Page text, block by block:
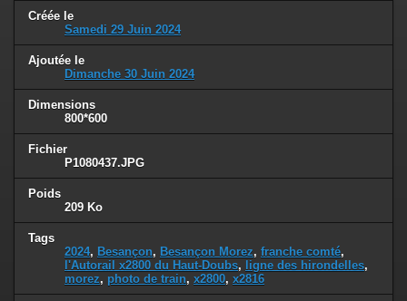
Créée le
Samedi 29 Juin 2024
Ajoutée le
Dimanche 30 Juin 2024
Dimensions
800*600
Fichier
P1080437.JPG
Poids
209 Ko
Tags
2024, Besançon, Besançon Morez, franche comté,
l'Autorail x2800 du Haut-Doubs, ligne des hirondelles,
morez, photo de train, x2800, x2816